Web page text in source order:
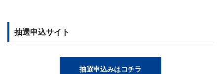
抽選申込サイト
抽選申込みはコチラ